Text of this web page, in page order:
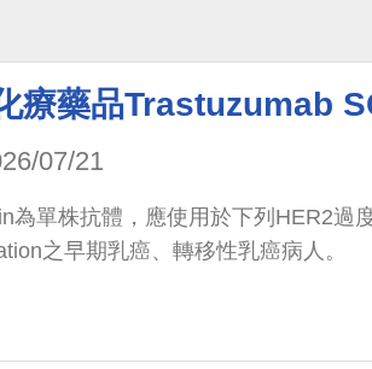
療藥品Trastuzumab
07/21
為單株抗體，應使用於下列HER2過
之早期乳癌、轉移性乳癌病人。